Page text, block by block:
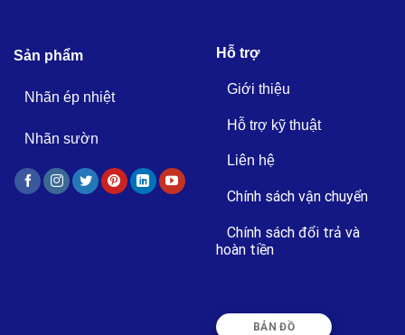
Sản phẩm
Nhãn ép nhiệt
Nhãn sườn
Hỗ trợ
Giới thiệu
Hỗ trợ kỹ thuật
Liên hệ
Chính sách vận chuyển
Chính sách đổi trả và
hoàn tiền
BẢN ĐỒ